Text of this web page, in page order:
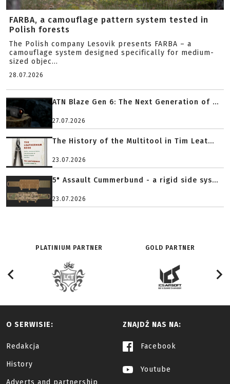
FARBA, a camouflage pattern system tested in
Polish forests
The Polish company Lesovik presents FARBA – a
camouflage system designed specifically for medium-
sized objec...
28.07.2026
ATN Blaze Gen 6: The Next Generation of ...
27.07.2026
The History of the Multitool in Tim Leat...
23.07.2026
5" Assault Cummerbund - a rigid side sys...
23.07.2026
PLATINIUM PARTNER GOLD PARTNER
O SERWISIE:
Redakcja
History
Adverts and partnership
ZNAJDŹ NAS NA:
Facebook
Youtube